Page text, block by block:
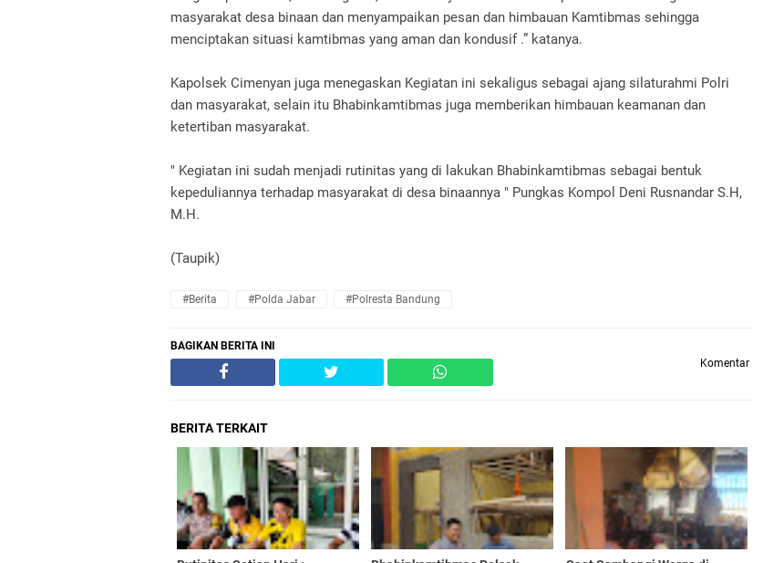
masyarakat desa binaan dan menyampaikan pesan dan himbauan Kamtibmas sehingga
menciptakan situasi kamtibmas yang aman dan kondusif .” katanya.
Kapolsek Cimenyan juga menegaskan Kegiatan ini sekaligus sebagai ajang silaturahmi Polri
dan masyarakat, selain itu Bhabinkamtibmas juga memberikan himbauan keamanan dan
ketertiban masyarakat.
" Kegiatan ini sudah menjadi rutinitas yang di lakukan Bhabinkamtibmas sebagai bentuk
kepeduliannya terhadap masyarakat di desa binaannya " Pungkas Kompol Deni Rusnandar S.H,
M.H.
(Taupik)
#Berita #Polda Jabar #Polresta Bandung
BAGIKAN BERITA INI
Komentar
BERITA TERKAIT